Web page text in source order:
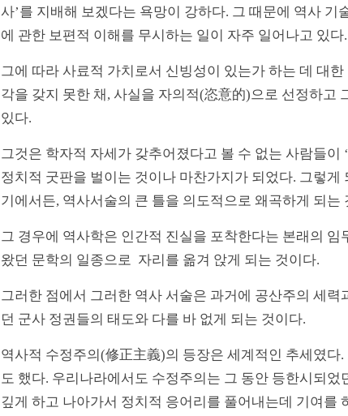
사’를 지배해 보겠다는 욕망이 강하다. 그 때문에 역사
에 관한 보편적 이해를 무시하는 일이 자주 일어나고 있다.
그에 따라 사료적 가치로서 신빙성이 있는가 하는 데 대
각을 갖지 못한 채, 사실을 자의적(恣意的)으로 선정하고
있다.
그것은 학자적 자세가 갖추어졌다고 볼 수 없는 사람들이
정치적 굿판을 벌이는 것이나 마찬가지가 되었다. 그렇
기에서든, 역사서술의 큰 틀을 의도적으로 왜곡하게 되는
그 경우에 역사학은 인간적 진실을 포착한다는 본래의
왔던 문학의 일종으로 자리를 옮겨 앉게 되는 것이다.
그러한 점에서 그러한 역사 서술은 과거에 공산주의 세
던 군사 정권들의 태도와 다를 바 없게 되는 것이다.
역사적 수정주의(修正主義)의 등장은 세계적인 추세였다
도 했다. 우리나라에서도 수정주의는 그 동안 등한시되
깊게 하고 나아가서 정치적 응어리를 풀어내는데 기여를